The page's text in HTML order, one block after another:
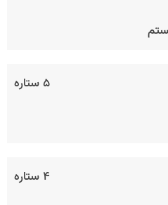
۵ ستاره
۴ ستاره